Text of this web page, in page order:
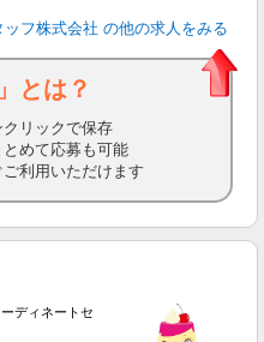
フ株式会社 の他の求人をみる
とは？
リックで保存
めて応募も可能
利用いただけます
ディネートセ